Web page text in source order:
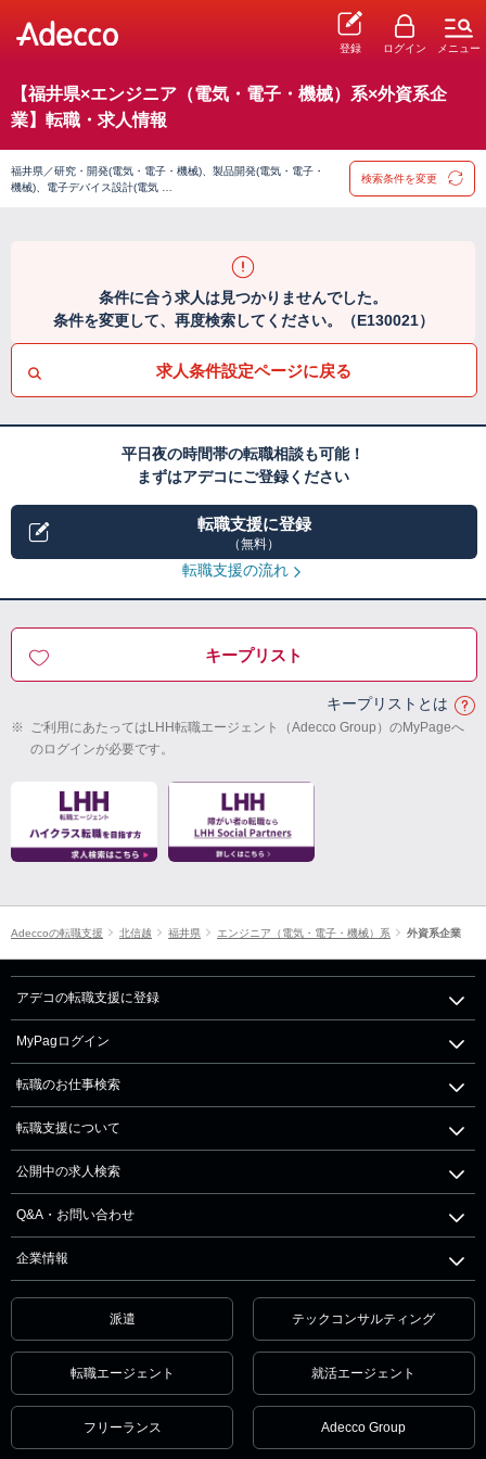
登録 ログイン メニュー
【福井県×エンジニア（電気・電子・機械）系×外資系企
業】転職・求人情報
福井県／研究・開発(電気・電子・機械)、製品開発(電気・電子・
機械)、電子デバイス設計(電気 …
検索条件を変更
条件に合う求人は見つかりませんでした。
条件を変更して、再度検索してください。（E130021）
求人条件設定ページに戻る
平日夜の時間帯の転職相談も可能！
まずはアデコにご登録ください
転職支援に登録
（無料）
転職支援の流れ
キープリスト
キープリストとは
※ ご利用にあたってはLHH転職エージェント（Adecco Group）のMyPageへ
のログインが必要です。
Adeccoの転職支援 北信越 福井県 エンジニア（電気・電子・機械）系 外資系企業
アデコの転職支援に登録
MyPagログイン
転職のお仕事検索
転職支援について
公開中の求人検索
Q&A・お問い合わせ
企業情報
派遣 テックコンサルティング
転職エージェント 就活エージェント
フリーランス Adecco Group